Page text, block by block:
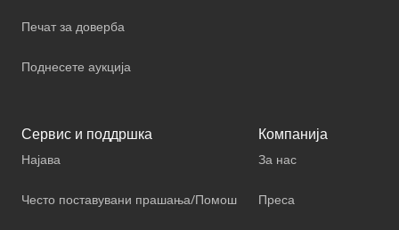
Печат за доверба
Поднесете аукција
Сервис и поддршка
Најава
Често поставувани прашања/Помош
Компанија
За нас
Преса